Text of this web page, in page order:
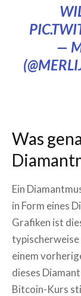
—
Was
Ein
in Form eines
Grafiken ist
typischerweise
einem
dieses
Bitcoin-Kurs